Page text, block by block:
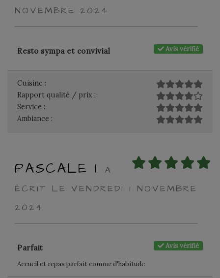
NOVEMBRE 2024
Avis vérifié
Resto sympa et convivial
Cuisine :
Rapport qualité / prix :
Service :
Ambiance :
PASCALE I
A
ÉCRIT LE VENDREDI 1 NOVEMBRE
2024
Avis vérifié
Parfait
Accueil et repas parfait comme d'habitude